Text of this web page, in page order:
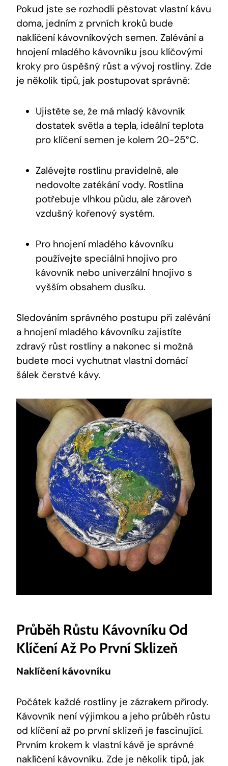
Pokud jste se rozhodli pěstovat vlastní kávu
doma, jedním z prvních kroků bude
naklíčení kávovníkových semen. Zalévání a
hnojení mladého kávovníku jsou klíčovými
kroky pro úspěšný růst a vývoj rostliny. Zde
je několik tipů, jak postupovat správně:
Ujistěte se, že má mladý kávovník
dostatek světla a tepla, ideální teplota
pro klíčení semen je kolem 20-25°C.
Zalévejte rostlinu pravidelně, ale
nedovolte zatékání vody. Rostlina
potřebuje vlhkou půdu, ale zároveň
vzdušný kořenový systém.
Pro hnojení mladého kávovníku
používejte speciální hnojivo pro
kávovník nebo univerzální hnojivo s
vyšším obsahem dusíku.
Sledováním správného postupu při zalévání
a hnojení mladého kávovníku zajistíte
zdravý růst rostliny a nakonec si možná
budete moci vychutnat vlastní domácí
šálek čerstvé kávy.
Průběh Růstu Kávovníku Od
Klíčení Až Po První Sklizeň
Naklíčení kávovníku
Počátek každé rostliny je zázrakem přírody.
Kávovník není výjimkou a jeho průběh růstu
od klíčení až po první sklizeň je fascinující.
Prvním krokem k vlastní kávě je správné
naklíčení kávovníku. Zde je několik tipů, jak